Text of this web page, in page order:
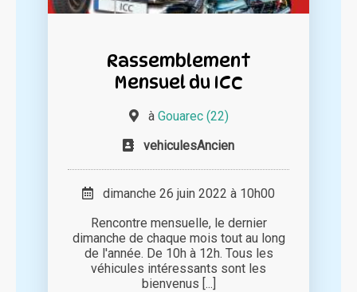
Rassemblement
Mensuel du ICC
à Gouarec (22)
vehiculesAncien
dimanche 26 juin 2022 à 10h00
Rencontre mensuelle, le dernier
dimanche de chaque mois tout au long
de l'année. De 10h à 12h. Tous les
véhicules intéressants sont les
bienvenus [...]